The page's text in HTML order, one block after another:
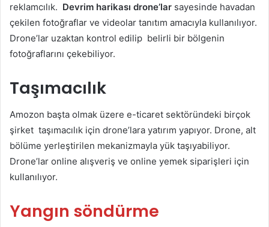
reklamcılık. Devrim harikası drone’lar sayesinde havadan
çekilen fotoğraflar ve videolar tanıtım amacıyla kullanılıyor.
Drone’lar uzaktan kontrol edilip belirli bir bölgenin
fotoğraflarını çekebiliyor.
Taşımacılık
Amozon başta olmak üzere e-ticaret sektöründeki birçok
şirket taşımacılık için drone’lara yatırım yapıyor. Drone, alt
bölüme yerleştirilen mekanizmayla yük taşıyabiliyor.
Drone’lar online alışveriş ve online yemek siparişleri için
kullanılıyor.
Yangın söndürme